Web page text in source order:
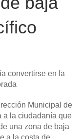
convertirse en la
Municipal de
a la ciudadanía que
una zona de baja
a la costa de